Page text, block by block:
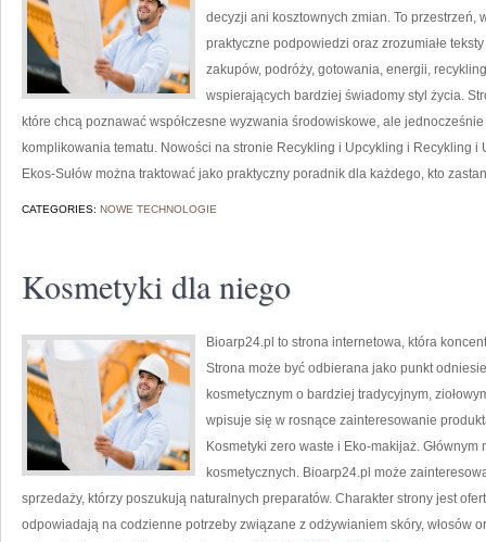
decyzji ani kosztownych zmian. To przestrzeń,
praktyczne podpowiedzi oraz zrozumiałe
zakupów, podróży, gotowania, energii,
wspierających bardziej świadomy styl życia.
które chcą poznawać współczesne wyzwania środowiskowe, ale
komplikowania tematu. Nowości na stronie Recykling i Upcykling i Recykling
Ekos-Sułów można traktować jako praktyczny poradnik dla każdego, kto
CATEGORIES: NOWE TECHNOLOGIE
Kosmetyki dla niego
Bioarp24.pl to strona internetowa, która
Strona może być odbierana jako punkt
kosmetycznym o bardziej tradycyjnym,
wpisuje się w rosnące zainteresowanie
Kosmetyki zero waste i Eko-makijaż.
kosmetycznych. Bioarp24.pl może
sprzedaży, którzy poszukują naturalnych preparatów. Charakter strony jest
odpowiadają na codzienne potrzeby związane z odżywianiem skóry, włosów